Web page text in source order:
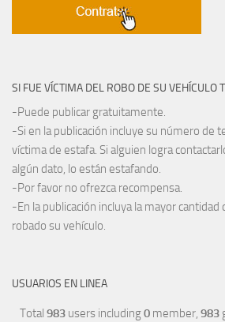
SI FUE VÍCTIMA DEL ROBO DE SU VEHÍCULO
-Puede publicar gratuitamente.
-Si en la publicación incluye su número de
víctima de estafa. Si alguien logra
algún dato, lo están estafando.
-Por favor no ofrezca recompensa.
-En la publicación incluya la mayor
robado su vehículo.
USUARIOS EN LINEA
Total 983 users including0 member, 983